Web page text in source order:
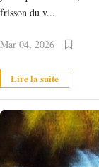
frisson du v...
Mar 04, 2026
Lire la suite